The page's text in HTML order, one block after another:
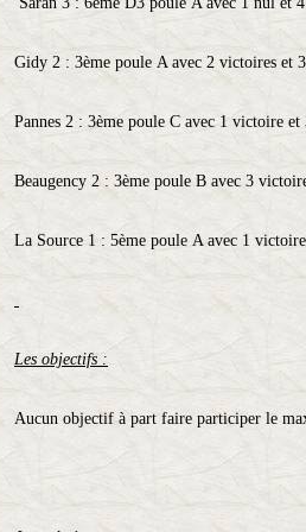
Gidy 2 : 3ème poule A avec 2 victoires et
Pannes 2 : 3ème poule C avec 1 victoire et
Beaugency 2 : 3ème poule B avec 3
La Source 1 : 5ème poule A avec 1
Les objectifs :
Aucun objectif à part faire participer le